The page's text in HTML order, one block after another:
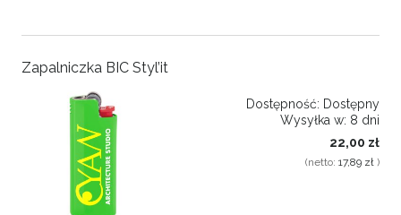
Zapalniczka BIC Styl’it
Dostępność: Dostępny
Wysyłka w: 8 dni
22,00 zł
(netto: 17,89 zł )